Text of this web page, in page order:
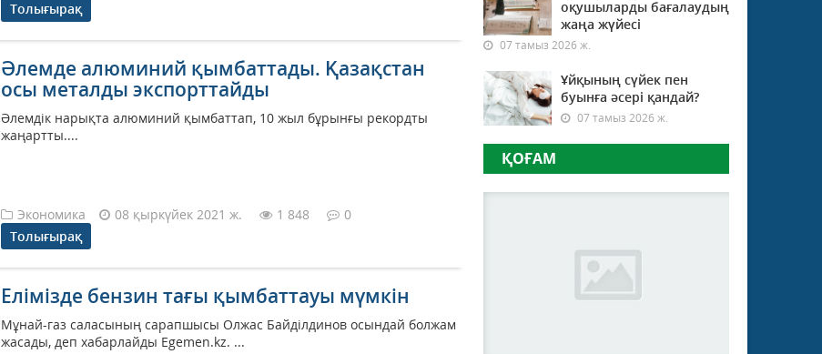
Толығырақ
Әлемде алюминий қымбаттады. Қазақстан
осы металды экспорттайды
Әлемдік нарықта алюминий қымбаттап, 10 жыл бұрынғы рекордты
жаңартты....
Экономика 08 қыркүйек 2021 ж. 1 848
0
Толығырақ
Елімізде бензин тағы қымбаттауы мүмкін
Мұнай-газ саласының сарапшысы Олжас Байділдинов осындай болжам
жасады, деп хабарлайды Egemen.kz. ...
оқушыларды бағалаудың
жаңа жүйесі
07 тамыз 2026 ж.
Ұйқының сүйек пен
буынға әсері қандай?
07 тамыз 2026 ж.
ҚОҒАМ